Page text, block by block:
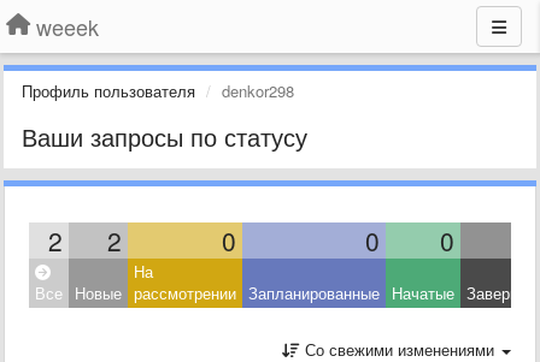
weeek
Профиль пользователя denkor298
Ваши запросы по статусу
2 2 0 0 0
Все Новые
На
рассмотрении Запланированные Начатые
Со свежими изменениями